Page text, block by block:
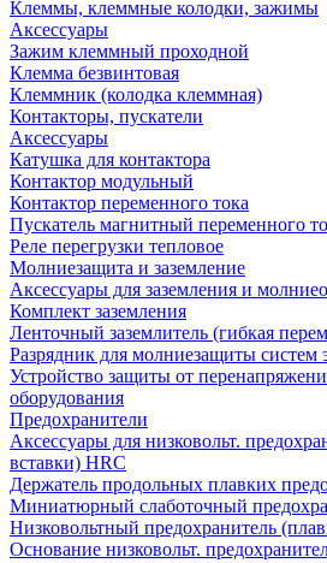
Клеммы, клеммные колодки, зажимы
Аксессуары
Зажим клеммный проходной
Клемма безвинтовая
Клеммник (колодка клеммная)
Контакторы, пускатели
Аксессуары
Катушка для контактора
Контактор модульный
Контактор переменного тока
Пускатель магнитный переменного
Реле перегрузки тепловое
Молниезащита и заземление
Аксессуары для заземления и
Комплект заземления
Ленточный заземлитель (гибкая
Разрядник для молниезащиты систем
Устройство защиты от
оборудования
Предохранители
Аксессуары для низковольт.
вставки) HRC
Держатель продольных плавких
Миниатюрный слаботочный
Низковольтный предохранитель
Основание низковольт.